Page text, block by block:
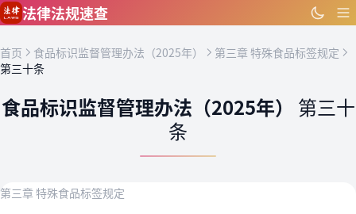
跳到主要内容
法律法规速查
首页 食品标识监督管理办法（2025年）
第三章 特殊食品标签规定
第三十条
食品标识监督管理办法（2025年） 第三十
条
第三章 特殊食品标签规定